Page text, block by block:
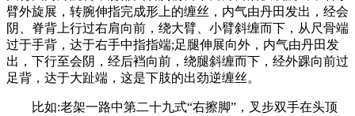
臂外旋展，转腕伸指完成形上的缠丝，内气由丹田发出，经会
阴、脊背上行过右肩向前，绕大臂、小臂斜缠而下，从尺骨端
过于手背，达于右手中指指端;足腿伸展向外，内气由丹田发
出，下行至会阴，经后裆向前，绕腿斜缠而下，经外踝向前过
足背，达于大趾端，这是下肢的出劲逆缠丝。
比如:老架一路中第二十九式“右擦脚”，叉步双手在头顶